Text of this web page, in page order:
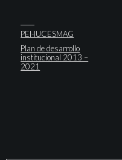
PEI-IUCESMAG
Plan de desarrollo
institucional 2013 –
2021